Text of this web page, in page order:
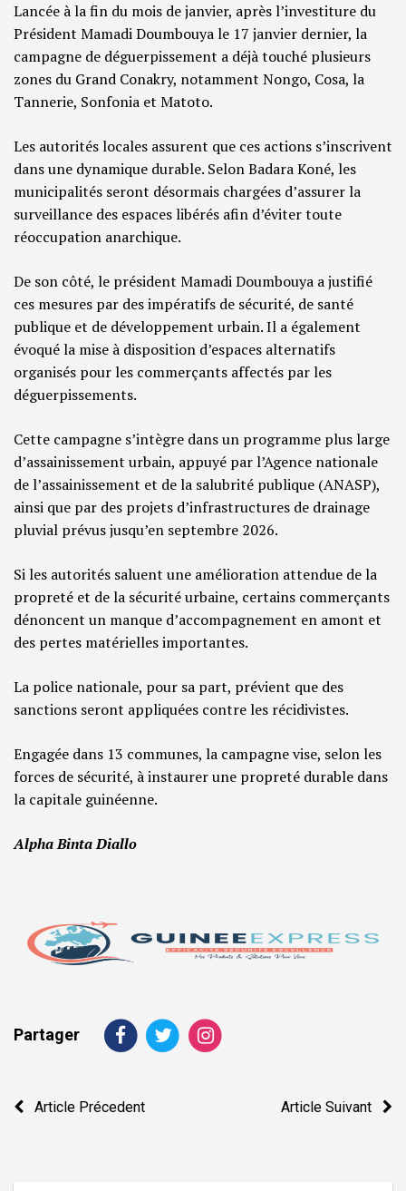
Lancée à la fin du mois de janvier, après l’investiture du
Président Mamadi Doumbouya le 17 janvier dernier, la
campagne de déguerpissement a déjà touché plusieurs
zones du Grand Conakry, notamment Nongo, Cosa, la
Tannerie, Sonfonia et Matoto.
Les autorités locales assurent que ces actions s’inscrivent
dans une dynamique durable. Selon Badara Koné, les
municipalités seront désormais chargées d’assurer la
surveillance des espaces libérés afin d’éviter toute
réoccupation anarchique.
De son côté, le président Mamadi Doumbouya a justifié
ces mesures par des impératifs de sécurité, de santé
publique et de développement urbain. Il a également
évoqué la mise à disposition d’espaces alternatifs
organisés pour les commerçants affectés par les
déguerpissements.
Cette campagne s’intègre dans un programme plus large
d’assainissement urbain, appuyé par l’Agence nationale
de l’assainissement et de la salubrité publique (ANASP),
ainsi que par des projets d’infrastructures de drainage
pluvial prévus jusqu’en septembre 2026.
Si les autorités saluent une amélioration attendue de la
propreté et de la sécurité urbaine, certains commerçants
dénoncent un manque d’accompagnement en amont et
des pertes matérielles importantes.
La police nationale, pour sa part, prévient que des
sanctions seront appliquées contre les récidivistes.
Engagée dans 13 communes, la campagne vise, selon les
forces de sécurité, à instaurer une propreté durable dans
la capitale guinéenne.
Alpha Binta Diallo
Partager
Navigation
Article Précedent Article Suivant